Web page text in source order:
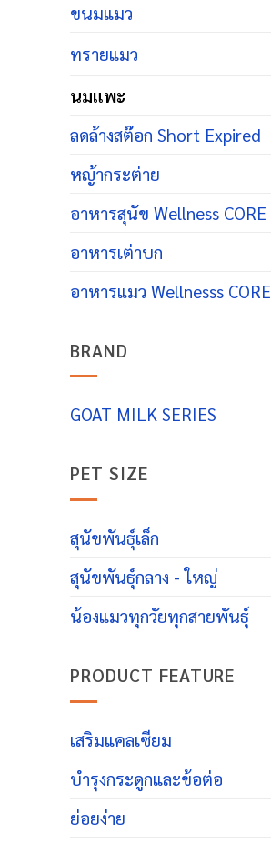
ขนมแมว
ทรายแมว
นมแพะ
ลดล้างสต๊อก Short Expired
หญ้ากระต่าย
อาหารสุนัข Wellness CORE
อาหารเต่าบก
อาหารแมว Wellnesss CORE
BRAND
GOAT MILK SERIES
PET SIZE
สุนัขพันธุ์เล็ก
สุนัขพันธุ์กลาง - ใหญ่
น้องแมวทุกวัยทุกสายพันธุ์
PRODUCT FEATURE
เสริมแคลเซียม
บำรุงกระดูกและข้อต่อ
ย่อยง่าย